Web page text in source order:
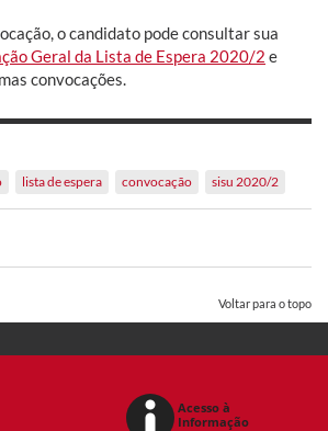
o candidato pode consultar sua
Geral da Lista de Espera 2020/2 e
convocações.
lista de espera convocação sisu 2020/2
Voltar para o topo